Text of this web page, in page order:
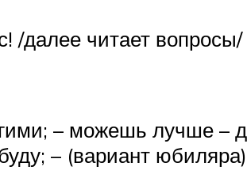
/далее читает вопросы/
– можешь лучше –
– (вариант